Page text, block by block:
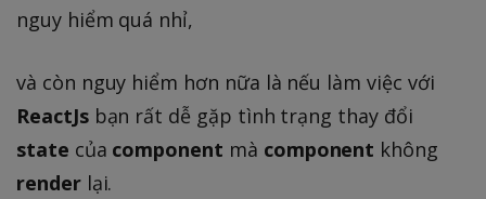
nguy hiểm quá nhỉ,
và còn nguy hiểm hơn nữa là nếu làm việc với
ReactJsbạn rất dễ gặp tình trạng thay đổi
state của component mà component không
renderlại.